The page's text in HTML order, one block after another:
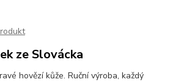
ze Slovácka
hovězí kůže. Ruční výroba, každý